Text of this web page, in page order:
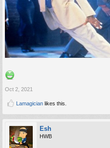
Oct 2, 2021
Lamagician likes this.
Esh
HWB